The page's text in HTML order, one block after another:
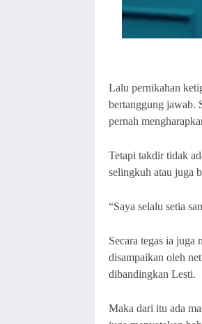
Lalu pernikahan
bertanggung jawab.
pernah
Tetapi takdir tidak
selingkuh atau juga
“Saya selalu setia
Secara tegas ia
disampaikan oleh
dibandingkan Lesti.
Maka dari itu ada